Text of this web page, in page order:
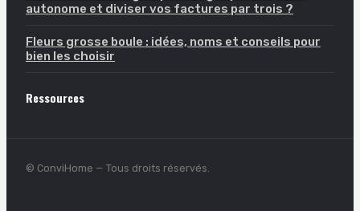
autonome et diviser vos factures par trois ?
Fleurs grosse boule : idées, noms et conseils pour
bien les choisir
Ressources
© ConviHome — Tous droits réservés.